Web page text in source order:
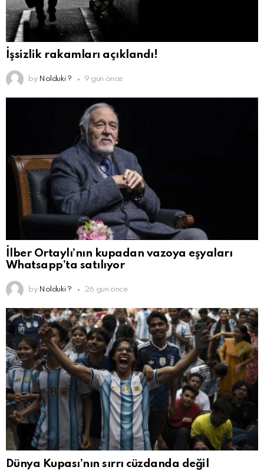
İşsizlik rakamları açıklandı!
by Nolduki ? 9 gün önce
İlber Ortaylı’nın kupadan vazoya eşyaları
Whatsapp’ta satılıyor
by Nolduki ? 26 gün önce
Dünya Kupası’nın sırrı cüzdanda değil